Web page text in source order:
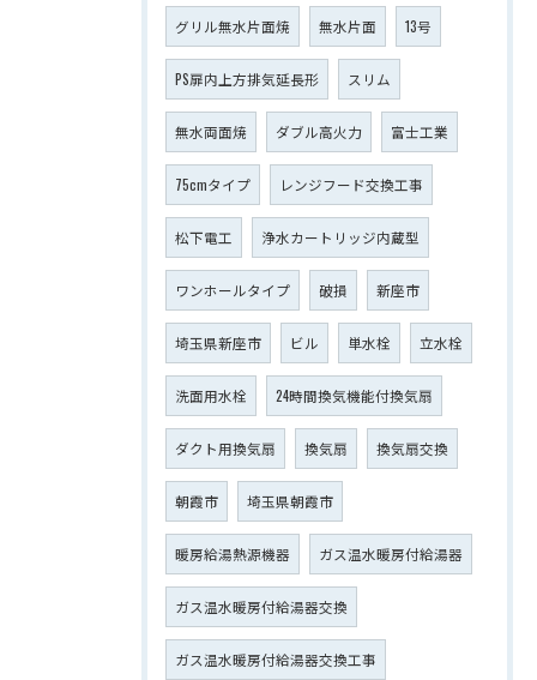
グリル無水片面焼 無水片面 13号
PS扉内上方排気延長形 スリム
無水両面焼 ダブル高火力 富士工業
75cmタイプ レンジフード交換工事
松下電工 浄水カートリッジ内蔵型
ワンホールタイプ 破損 新座市
埼玉県新座市 ビル 単水栓 立水栓
洗面用水栓 24時間換気機能付換気扇
ダクト用換気扇 換気扇 換気扇交換
朝霞市 埼玉県朝霞市
暖房給湯熱源機器 ガス温水暖房付給湯器
ガス温水暖房付給湯器交換
ガス温水暖房付給湯器交換工事